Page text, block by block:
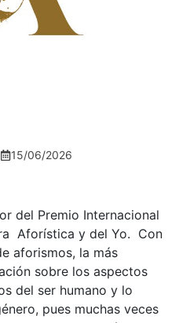
15/06/2026
del Premio Internacional
Aforística y del Yo. Con
aforismos, la más
sobre los aspectos
del ser humano y lo
pues muchas veces